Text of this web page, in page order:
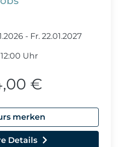
- Fr. 22.01.2027
Uhr
€
merken
Details